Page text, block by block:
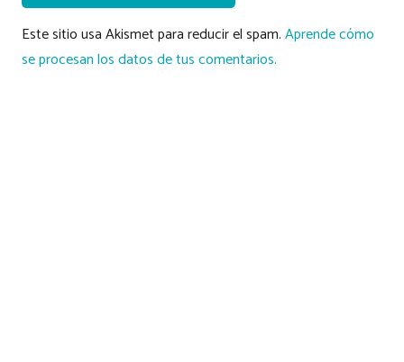
Este sitio usa Akismet para reducir el spam.Aprende cómo
se procesan los datos de tus comentarios.